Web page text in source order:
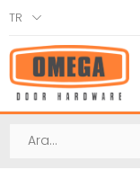
TR
Ara